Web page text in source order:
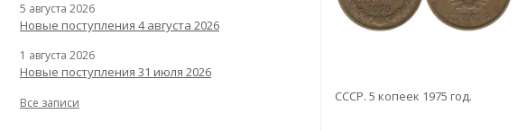
СССР. 5 копеек 1975 год.
5 августа 2026
Новые поступления 4 августа 2026
1 августа 2026
Новые поступления 31 июля 2026
Все записи